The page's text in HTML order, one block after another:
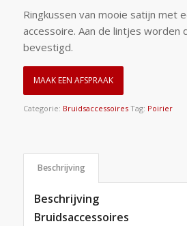
Ringkussen van mooie satijn met
accessoire. Aan de lintjes worden
bevestigd.
MAAK EEN AFSPRAAK
Categorie: Bruidsaccessoires Tag: Poirier
Beschrijving
Beschrijving
Bruidsaccessoires